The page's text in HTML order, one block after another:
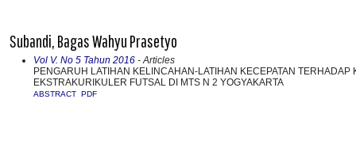
Subandi, Bagas Wahyu Prasetyo
Vol V. No 5 Tahun 2016 - Articles
PENGARUH LATIHAN KELINCAHAN-LATIHAN KECEPATAN
EKSTRAKURIKULER FUTSAL DI MTS N 2 YOGYAKARTA
ABSTRACT PDF